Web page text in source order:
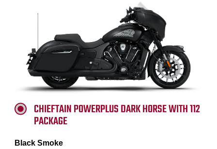
CHIEFTAIN POWERPLUS DARK HORSE WITH 112
PACKAGE
Black Smoke